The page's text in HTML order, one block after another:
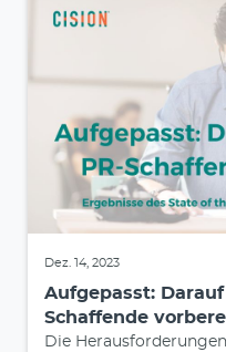
Dez. 14, 2023
Aufgepasst:
Schaffende
Die